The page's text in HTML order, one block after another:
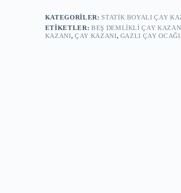
KATEGORILER: STATIK BOYALI ÇAY
ETIKETLER: BEŞ DEMLIKLI ÇAY
KAZANI,ÇAY KAZANI, GAZLI ÇAY OCAĞI